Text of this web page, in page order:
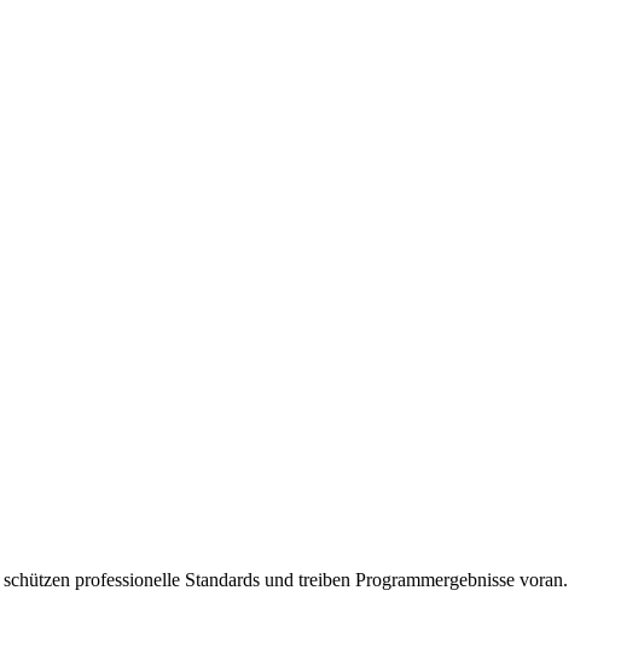
professionelle Standards und treiben Programmergebnisse voran.